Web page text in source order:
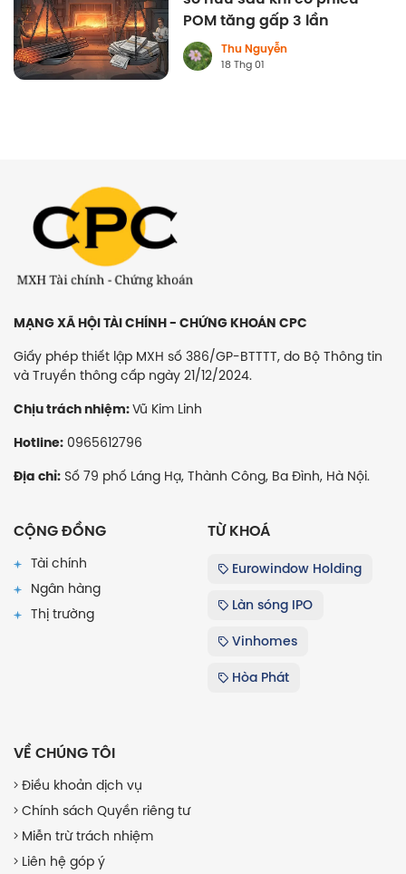
POM tăng gấp 3 lần
Thu Nguyễn
18 Thg 01
MẠNG XÃ HỘI TÀI CHÍNH - CHỨNG KHOÁN CPC
Giấy phép thiết lập MXH số 386/GP-BTTTT, do Bộ Thông tin
và Truyền thông cấp ngày 21/12/2024.
Chịu trách nhiệm:Vũ Kim Linh
Hotline: 0965612796
Địa chỉ: Số 79 phố Láng Hạ, Thành Công, Ba Đình, Hà Nội.
CỘNG ĐỒNG
Tài chính
Ngân hàng
Thị trường
TỪ KHOÁ
Eurowindow Holding
Làn sóng IPO
Vinhomes
Hòa Phát
VỀ CHÚNG TÔI
Điều khoản dịch vụ
Chính sách Quyền riêng tư
Miễn trừ trách nhiệm
Liên hệ góp ý